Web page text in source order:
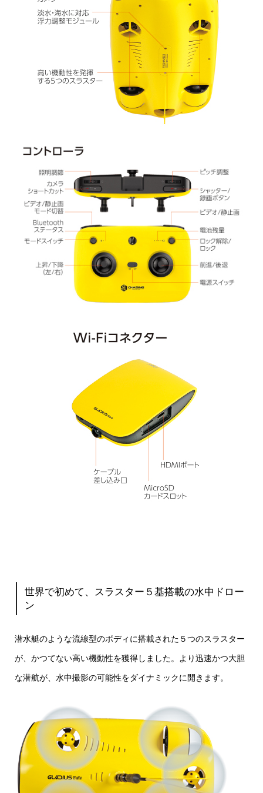
世界で初めて、スラスター５基搭載の水中ドロー
ン
潜水艇のような流線型のボディに搭載された５つのスラスター
が、かつてない高い機動性を獲得しました。より迅速かつ大胆
な潜航が、水中撮影の可能性をダイナミックに開きます。